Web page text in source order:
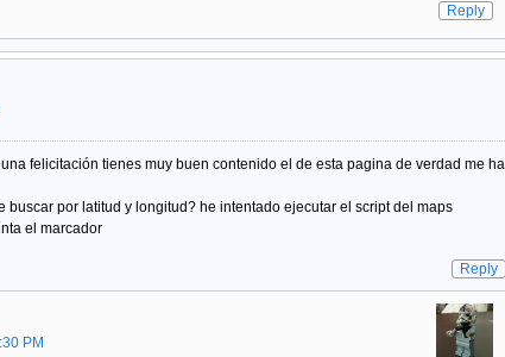
Reply
felicitación tienes muy buen contenido el de esta pagina de verdad me ha
buscar por latitud y longitud? he intentado ejecutar el script del maps
el marcador
Reply
PM